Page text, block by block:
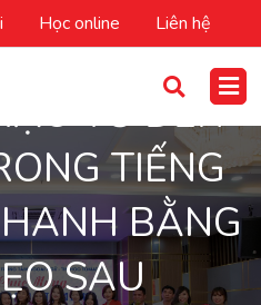
Học online Liên hệ
TỪ DER
TIẾNG
BẰNG
SAU